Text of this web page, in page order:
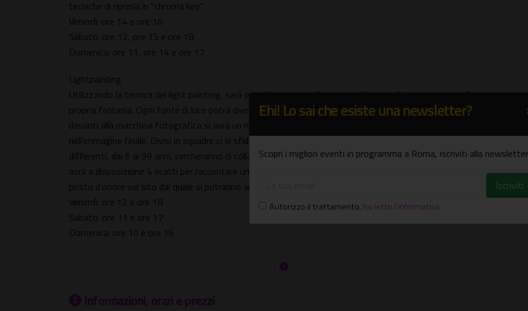
tecniche di ripresa in "chroma key".
Venerdì: ore 14 e ore 16
Sabato: ore 12, ore 15 e ore 18
Domenica: ore 11, ore 14 e ore 17
Lightpainting
Utilizzando la tecnica del light painting, sarà possibile creare delle immagini fotografiche partendo dalla
propria fantasia. Ogni fonte di luce potrà diventare un pennello: laser, led, cellulari, torce; muovendoli al buio
davanti alla macchina fotografica si avrà un ruolo attivo nel creare le scie luminose che saranno registrate
nell'immagine finale. Divisi in squadre ci si sfiderà a raccontare una storia per immagini. Persone di età
differenti, dai 6 ai 99 anni, cercheranno di collaborare insieme per costruire una storia per immagini. Ognuno
avrà a disposizione 4 scatti per raccontare una storia unica. Le migliori storie verranno premiate con un
posto d'onore sul sito dal quale si potranno anche scaricare e condividere.
Venerdì: ore 12 e ore 18
Sabato: ore 11 e ore 17
Domenica: ore 10 e ore 16
Informazioni, orari e prezzi
Ehi! Lo sai che esiste una newsletter?
Scopri i migliori eventi in programma a Roma, iscriviti alla
Autorizzo il trattamento, ho letto l'informativa